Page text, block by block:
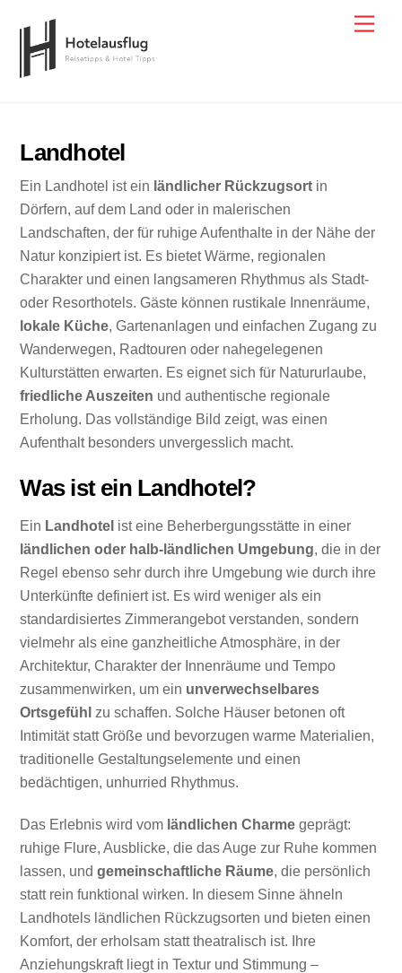
content
Landhotel
Ein Landhotel ist ein ländlicher Rückzugsort in
Dörfern, auf dem Land oder in malerischen
Landschaften, der für ruhige Aufenthalte in der Nähe der
Natur konzipiert ist. Es bietet Wärme, regionalen
Charakter und einen langsameren Rhythmus als Stadt-
oder Resorthotels. Gäste können rustikale Innenräume,
lokale Küche, Gartenanlagen und einfachen Zugang zu
Wanderwegen, Radtouren oder nahegelegenen
Kulturstätten erwarten. Es eignet sich für Natururlaube,
friedliche Auszeiten und authentische regionale
Erholung. Das vollständige Bild zeigt, was einen
Aufenthalt besonders unvergesslich macht.
Was ist ein Landhotel?
Ein Landhotel ist eine Beherbergungsstätte in einer
ländlichen oder halb-ländlichen Umgebung, die in der
Regel ebenso sehr durch ihre Umgebung wie durch ihre
Unterkünfte definiert ist. Es wird weniger als ein
standardisiertes Zimmerangebot verstanden, sondern
vielmehr als eine ganzheitliche Atmosphäre, in der
Architektur, Charakter der Innenräume und Tempo
zusammenwirken, um ein unverwechselbares
Ortsgefühl zu schaffen. Solche Häuser betonen oft
Intimität statt Größe und bevorzugen warme Materialien,
traditionelle Gestaltungselemente und einen
bedächtigen, unhurried Rhythmus.
Das Erlebnis wird vom ländlichen Charme geprägt:
ruhige Flure, Ausblicke, die das Auge zur Ruhe kommen
lassen, undgemeinschaftliche Räume, die persönlich
statt rein funktional wirken. In diesem Sinne ähneln
Landhotels ländlichen Rückzugsorten und bieten einen
Komfort, der erholsam statt theatralisch ist. Ihre
Anziehungskraft liegt in Textur und Stimmung –